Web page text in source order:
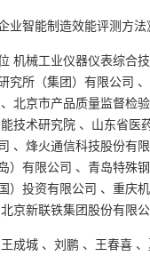
业智能制造效能评测方法
机械工业仪器仪表综合
究所（集团）有限公司 、
、 北京市产品质量监督检
技术研究院 、 山东省医
、 烽火通信科技股份有
）有限公司 、 青岛特殊
）投资有限公司 、 重庆
北京新联铁集团股份有限
王成城 、 刘鹏 、 王春喜 、